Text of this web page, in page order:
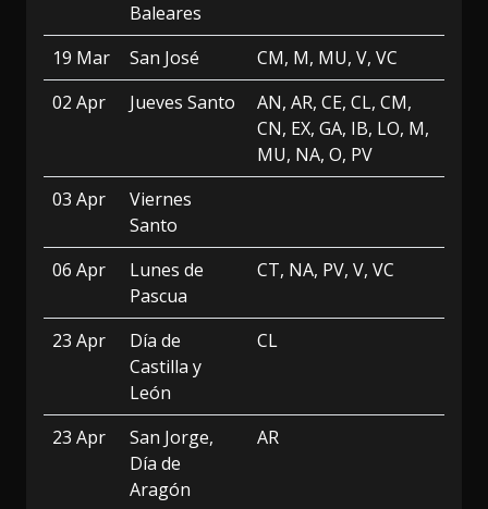
Baleares
19 Mar San José
CM, M, MU, V, VC
02 Apr
Jueves Santo
AN, AR, CE, CL, CM,
CN, EX, GA, IB, LO, M,
MU, NA, O, PV
03 Apr
Viernes
Santo
06 Apr
Lunes de
Pascua
CT, NA, PV, V, VC
23 Apr
Día de
Castilla y
León
CL
23 Apr
San Jorge,
Día de
Aragón
AR